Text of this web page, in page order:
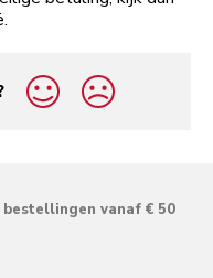
vanaf € 50